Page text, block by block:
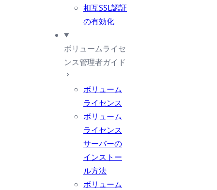
相互SSL認証
の有効化
ボリュームライセ
ンス管理者ガイド
ボリューム
ライセンス
ボリューム
ライセンス
サーバーの
インストー
ル方法
ボリューム